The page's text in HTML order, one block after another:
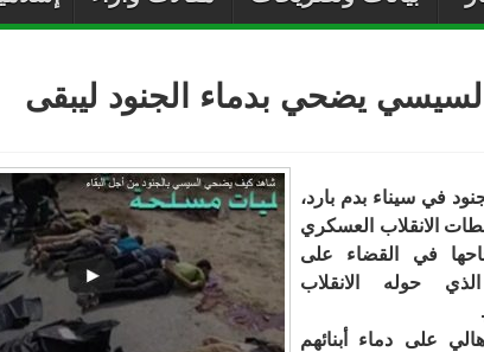
يضحي بدماء الجنود ليبقى
في سيناء بدم بارد،
الانقلاب العسكري
في القضاء على
حوله الانقلاب
على دماء أبنائهم